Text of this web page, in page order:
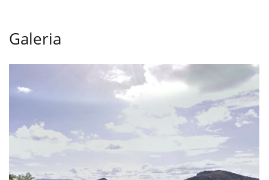
Galeria